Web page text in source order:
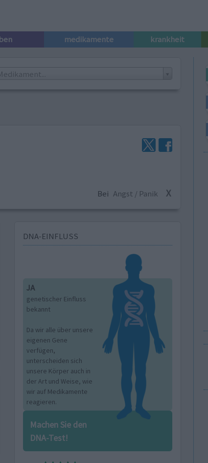
medikamente krankheit
Bei Angst / Panik X
DNA-EINFLUSS
JA
genetischer Einfluss
bekannt
Da wir alle über unsere
eigenen Gene
verfügen,
unterscheiden sich
unsere Körper auch in
der Art und Weise, wie
wir auf Medikamente
reagieren.
Machen Sie den
DNA-Test!